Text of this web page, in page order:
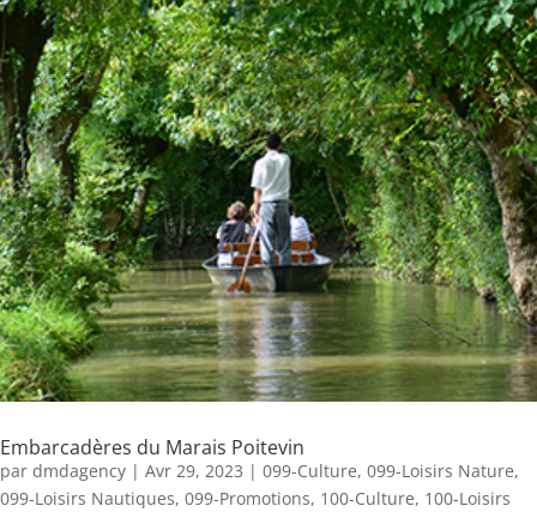
Embarcadères du Marais Poitevin
par dmdagency | Avr 29, 2023 | 099-Culture, 099-Loisirs Nature,
099-Loisirs Nautiques, 099-Promotions, 100-Culture, 100-Loisirs